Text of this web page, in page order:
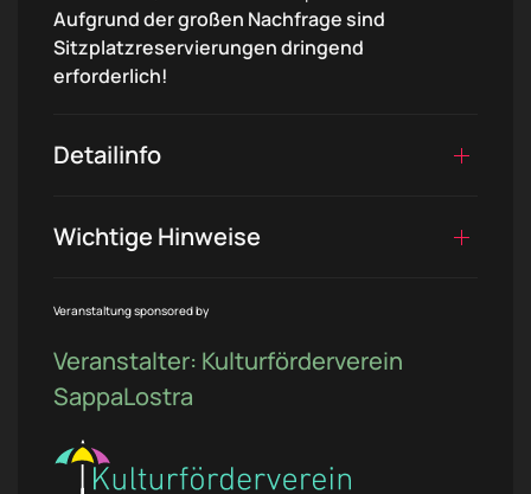
Aufgrund der großen Nachfrage sind
Sitzplatzreservierungen dringend
erforderlich!
Detailinfo
Wichtige Hinweise
Veranstaltung sponsored by
Veranstalter: Kulturförderverein
SappaLostra